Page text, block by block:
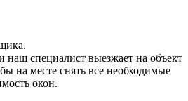
наш специалист выезжает на объект
на месте снять все необходимые
окон.